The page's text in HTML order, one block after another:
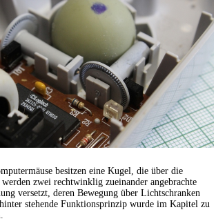
besitzen eine Kugel, die über die
zwei rechtwinklig zueinander angebrachte
versetzt, deren Bewegung über Lichtschranken
stehende Funktionsprinzip wurde im Kapitel zu